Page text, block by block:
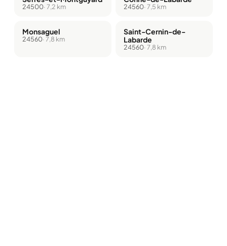
24500· 7,2 km 24560· 7,5 km
Monsaguel
24560· 7,8 km
Saint-Cernin-de-
Labarde
24560· 7,8 km